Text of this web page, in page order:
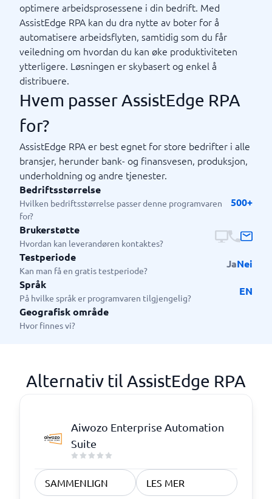
optimere arbeidsprosessene i din bedrift. Med
AssistEdge RPA kan du dra nytte av boter for å
automatisere arbeidsflyten, samtidig som du får
veiledning om hvordan du kan øke produktiviteten
ytterligere. Løsningen er skybasert og enkel å
distribuere.
Hvem passer AssistEdge RPA
for?
AssistEdge RPA er best egnet for store bedrifter i alle
bransjer, herunder bank- og finansvesen, produksjon,
underholdning og andre tjenester.
Bedriftsstørrelse
Hvilken bedriftsstørrelse passer denne programvaren
for?
500+
Brukerstøtte
Hvordan kan leverandøren kontaktes?
Testperiode
Kan man få en gratis testperiode?
JaNei
Språk
På hvilke språk er programvaren tilgjengelig?
EN
Geografisk område
Hvor finnes vi?
Alternativ til AssistEdge RPA
Aiwozo Enterprise Automation
Suite
SAMMENLIGN LES MER